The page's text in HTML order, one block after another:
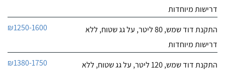
דרישות מיוחדות
התקנת דוד שמש, 80 ליטר, על גג שטוח, ללא
דרישות מיוחדות
₪1250-1600
התקנת דוד שמש, 120 ליטר, על גג שטוח, ללא
₪1380-1750